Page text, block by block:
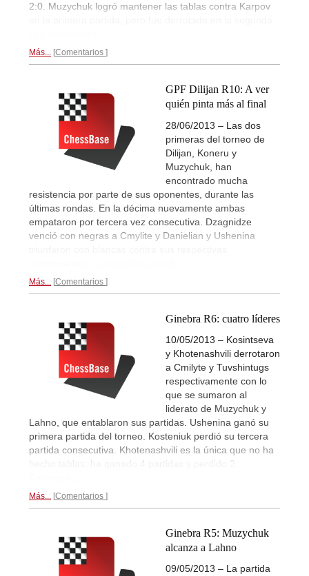
2:0. Muzychuk logró mantener las tablas contra Karpov
Más... Comentarios
GPF Dilijan R10: A ver
quién pinta más al final
28/06/2013 – Las dos
primeras del torneo de
Dilijan, Koneru y
Muzychuk, han
encontrado mucha
resistencia por parte de sus oponentes, durante las
últimas rondas. En la décima nuevamente ambas
empataron por tercera vez consecutiva. Dzagnidze
venció con negras a Cmylite y Danielian y Ushenina
Más... Comentarios
Ginebra R6: cuatro líderes
10/05/2013 – Kosintseva
y Khotenashvili derrotaron
a Cmilyte y Tuvshintugs
respectivamente con lo
que se sumaron al
liderato de Muzychuk y
Lahno, que entablaron sus partidas. Ushenina ganó su
primera partida del torneo. Kosteniuk perdió su tercera
partida consecutiva. Khotenashvili es la única que no ha
hecho tablas: ha ganado 4 partidas y perdido 2.
Más... Comentarios
Ginebra R5: Muzychuk
alcanza a Lahno
09/05/2013 – La partida